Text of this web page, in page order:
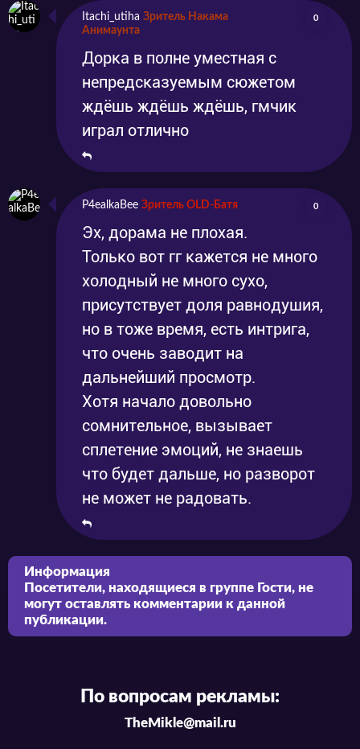
Itachi_utiha Зритель Накама
Анимаунта
0
Дорка в полне уместная с
непредсказуемым сюжетом
ждёшь ждёшь ждёшь, гмчик
играл отлично
P4ealkaBee Зритель OLD-Батя 0
Эх, дорама не плохая.
Только вот гг кажется не много
холодный не много сухо,
присутствует доля равнодушия,
но в тоже время, есть интрига,
что очень заводит на
дальнейший просмотр.
Хотя начало довольно
сомнительное, вызывает
сплетение эмоций, не знаешь
что будет дальше, но разворот
не может не радовать.
Информация
Посетители, находящиеся в группе Гости, не
могут оставлять комментарии к данной
публикации.
По вопросам рекламы:
TheMikle@mail.ru